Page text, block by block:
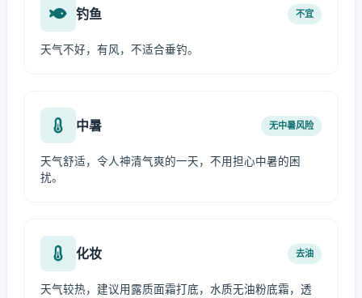
钓鱼 不宜
天气不好，有风，不适合垂钓。
中暑 无中暑风险
天气舒适，令人神清气爽的一天，不用担心中暑的困
扰。
化妆 去油
天气较热，建议用露质面霜打底，水质无油粉底霜，透